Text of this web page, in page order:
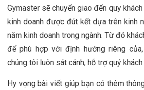
Gymaster sẽ chuyển giao đến quy
kinh doanh được đút kết dựa trên kinh
năm kinh doanh trong ngành. Từ đó
để phù hợp với định hướng riêng
chúng tôi luôn sát cánh, hỗ trợ quý khách
Hy vọng bài viết giúp bạn có thêm